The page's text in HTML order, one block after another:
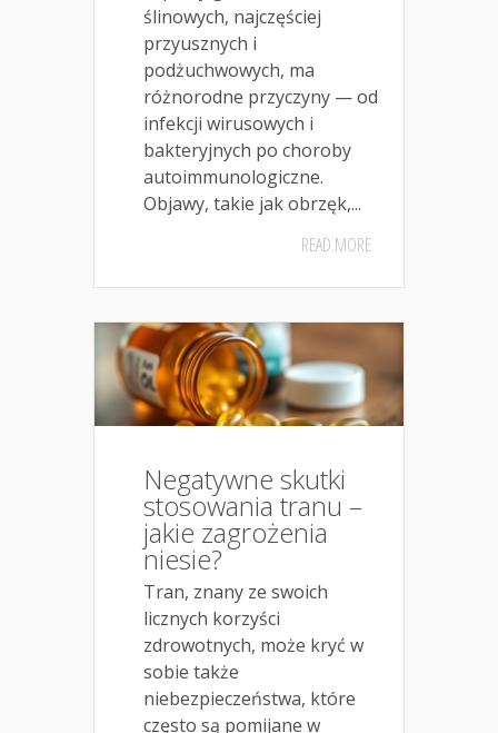
ślinowych, najczęściej
przyusznych i
podżuchwowych, ma
różnorodne przyczyny — od
infekcji wirusowych i
bakteryjnych po choroby
autoimmunologiczne.
Objawy, takie jak obrzęk,...
READ MORE
Negatywne skutki
stosowania tranu –
jakie zagrożenia
niesie?
Tran, znany ze swoich
licznych korzyści
zdrowotnych, może kryć w
sobie także
niebezpieczeństwa, które
często są pomijane w